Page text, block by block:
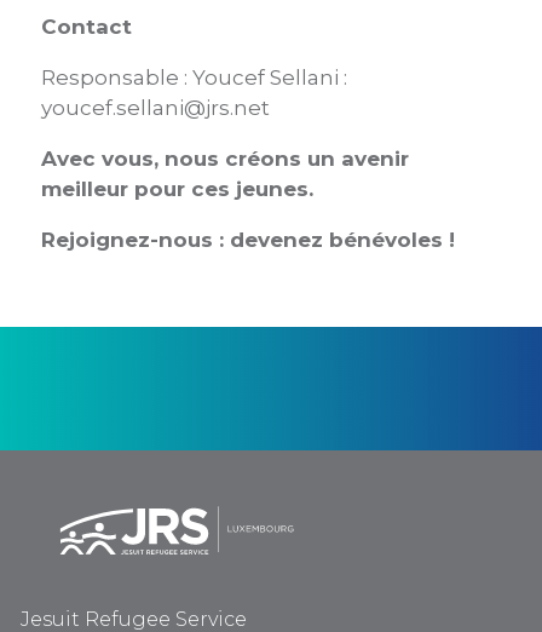
Contact
Responsable : Youcef Sellani :
youcef.sellani@jrs.net
Avec vous, nous créons un avenir
meilleur pour ces jeunes.
Rejoignez-nous : devenez bénévoles !
Jesuit Refugee Service